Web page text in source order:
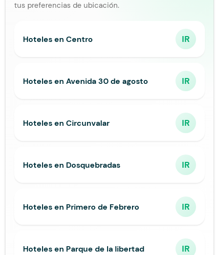
tus preferencias de ubicación.
Hoteles en Centro IR
Hoteles en Avenida 30 de agosto IR
Hoteles en Circunvalar IR
Hoteles en Dosquebradas IR
Hoteles en Primero de Febrero IR
Hoteles en Parque de la libertad IR